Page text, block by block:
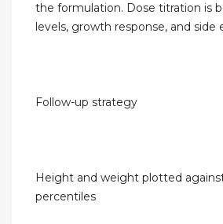
the formulation. Dose titration is
levels, growth response, and side
Follow-up strategy
Height and weight plotted
percentiles